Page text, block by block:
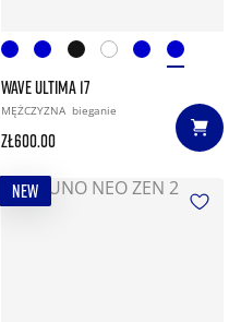
WAVE ULTIMA 17
MĘŻCZYZNA bieganie
zł600.00
NEW